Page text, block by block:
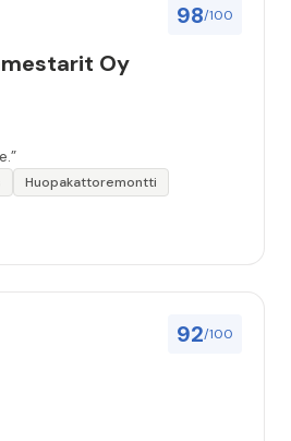
98/100
Oy
Huopakattoremontti
92/100